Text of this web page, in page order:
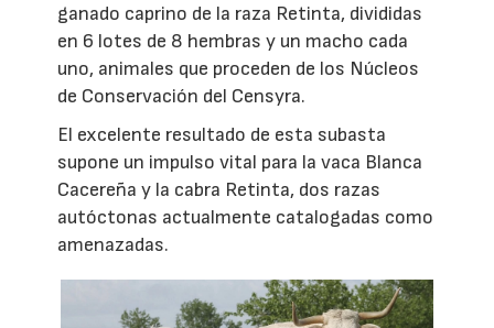
ganado caprino de la raza Retinta, divididas
en 6 lotes de 8 hembras y un macho cada
uno, animales que proceden de los Núcleos
de Conservación del Censyra.
El excelente resultado de esta subasta
supone un impulso vital para la vaca Blanca
Cacereña y la cabra Retinta, dos razas
autóctonas actualmente catalogadas como
amenazadas.